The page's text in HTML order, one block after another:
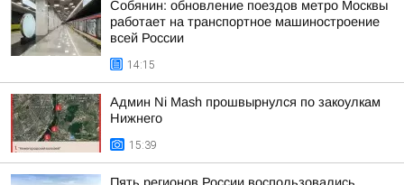
Собянин: обновление поездов метро Москвы
работает на транспортное машиностроение
всей России
14:15
Админ Ni Mash прошвырнулся по закоулкам
Нижнего
15:39